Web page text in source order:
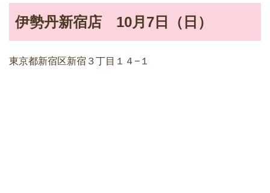
伊勢丹新宿店 10月7日（日）
東京都新宿区新宿３丁目１４−１